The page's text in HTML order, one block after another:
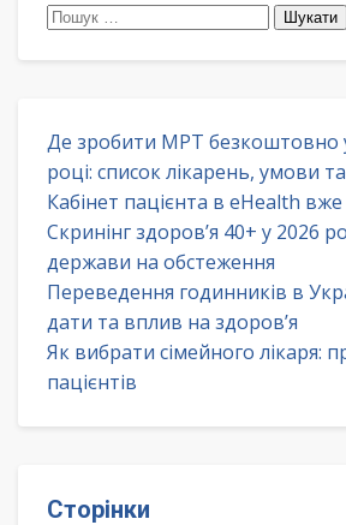
Пошук:
Де зробити МРТ безкоштовно
році: список лікарень, умови
Кабінет пацієнта в eHealth
Скринінг здоров’я 40+ у 2026
держави на обстеження
Переведення годинників в
дати та вплив на здоров’я
Як вибрати сімейного лікаря:
пацієнтів
Сторінки